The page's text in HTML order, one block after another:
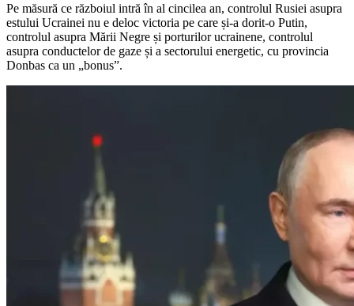
Pe măsură ce războiul intră în al cincilea an, controlul Rusiei asupra
estului Ucrainei nu e deloc victoria pe care și-a dorit-o Putin,
controlul asupra Mării Negre și porturilor ucrainene, controlul
asupra conductelor de gaze și a sectorului energetic, cu provincia
Donbas ca un „bonus”.